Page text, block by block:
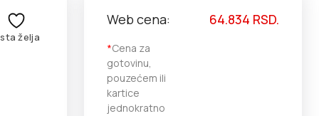
želja
Web cena:
*Cena za
gotovinu,
pouzećem ili
kartice
jednokratno
64.834 RSD.